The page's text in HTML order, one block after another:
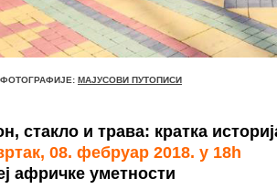
МАЈУСОВИ ПУТОПИСИ
стакло и трава: кратка
08. фебруар 2018. у 18h
афричке уметности